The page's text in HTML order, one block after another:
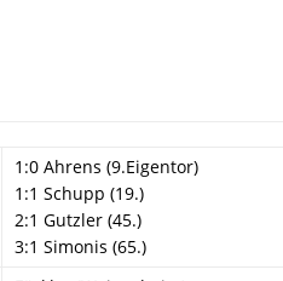
1:0 Ahrens (9.Eigentor)
1:1 Schupp (19.)
2:1 Gutzler (45.)
3:1 Simonis (65.)